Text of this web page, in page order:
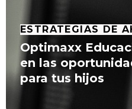
ESTRATEGIAS DE
Optimaxx
en las
para tus hijos